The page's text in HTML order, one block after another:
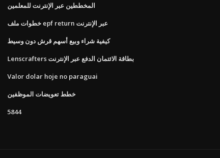
المخططين عبر الإنترنت للمعلمين
خطوات ملف epf return عبر الإنترنت
كيفية شراء وبيع أسهم قرش دون وسيط
Lenscrafters بطاقة الائتمان الدفع عبر الإنترنت
Valor dolar hoje no paraguai
خطط تعويضات الموظفين
5844